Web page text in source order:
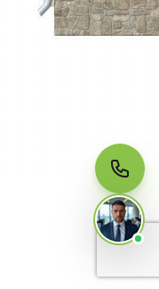
время